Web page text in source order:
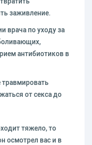
заживление.
врача по уходу за
антибиотиков в
от секса до
тяжело, то
осмотрел вас и в